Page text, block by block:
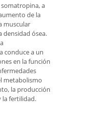
a
de la
muscular
densidad ósea.
conduce a un
en la función
metabolismo
la producción
la fertilidad.